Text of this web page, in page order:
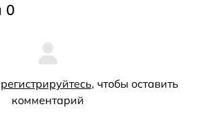
0
, чтобы оставить
комментарий